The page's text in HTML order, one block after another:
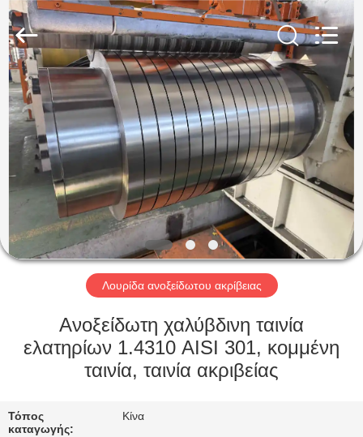
ΣΠΊΤΙ
ΠΡΟΪΌΝΤΑ
ΒΊΝΤΕΟ
ΠΕΡΊΠΟΥ
ΕΜΕΊΣ
ΓΎΡΟΣ
ΕΡΓΟΣΤΑΣΊΩΝ
ΈΛΕΓΧΟΣ
Special
Steel
Co.,
Ltd.
Rights
Reserved.
Λουρίδα ανοξείδωτου ακρίβειας
Ανοξείδωτη χαλύβδινη ταινία
ελατηρίων 1.4310 AISI 301, κομμένη
ταινία, ταινία ακριβείας
Τόπος
καταγωγής:
Κίνα